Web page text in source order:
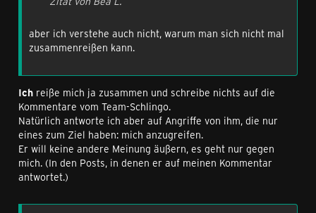
aber ich verstehe auch nicht, warum man sich nicht mal
zusammenreißen kann.
Ich reiße mich ja zusammen und schreibe nichts auf die
Kommentare vom Team-Schlingo.
Natürlich antworte ich aber auf Angriffe von ihm, die nur
eines zum Ziel haben: mich anzugreifen.
Er will keine andere Meinung äußern, es geht nur gegen
mich. (In den Posts, in denen er auf meinen Kommentar
antwortet.)